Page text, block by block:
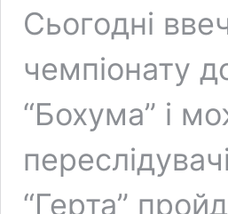
Сьогодні
чемпіонату
“Бохума” і
“Герта”